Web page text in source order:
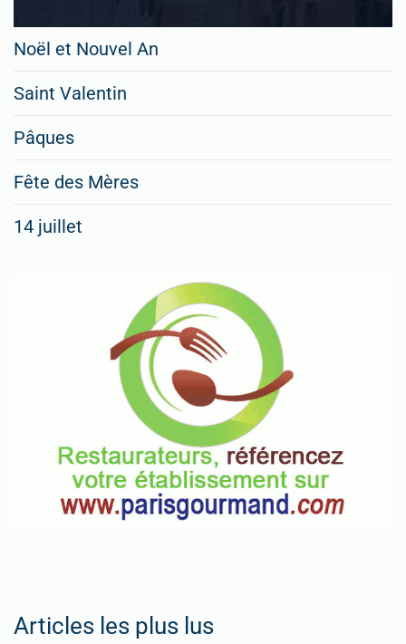
Noël et Nouvel An
Saint Valentin
Pâques
Fête des Mères
14 juillet
Articles les plus lus